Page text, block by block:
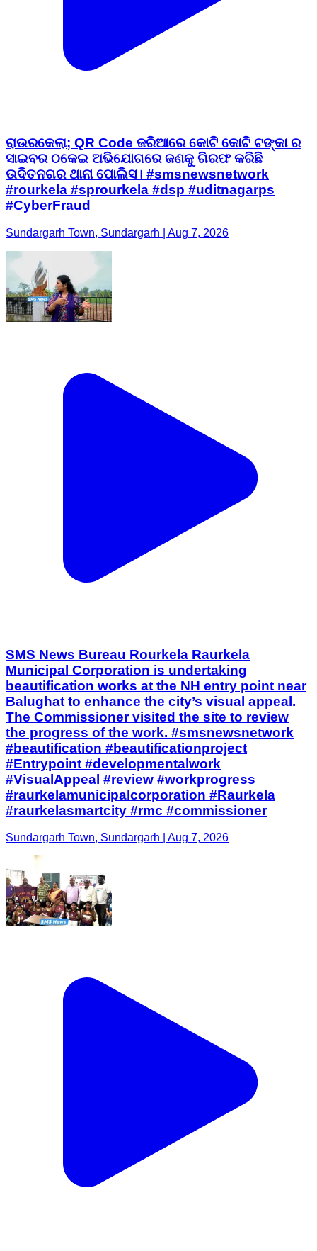
ରାଉରକେଲା; QR Code ଜରିଆରେ କୋଟି କୋଟି ଟଙ୍କା ର
ସାଇବର ଠକେଇ ଅଭିଯୋଗରେ ଜଣକୁ ଗିରଫ କରିଛି
ଉଦିତନଗର ଥାନା ପୋଲିସ। #smsnewsnetwork
#rourkela #sprourkela #dsp #uditnagarps
#CyberFraud
Sundargarh Town, Sundargarh | Aug 7, 2026
SMS News Bureau Rourkela Raurkela
Municipal Corporation is undertaking
beautification works at the NH entry point near
Balughat to enhance the city’s visual appeal.
The Commissioner visited the site to review
the progress of the work. #smsnewsnetwork
#beautification #beautificationproject
#Entrypoint #developmentalwork
#VisualAppeal #review #workprogress
#raurkelamunicipalcorporation #Raurkela
#raurkelasmartcity #rmc #commissioner
Sundargarh Town, Sundargarh | Aug 7, 2026